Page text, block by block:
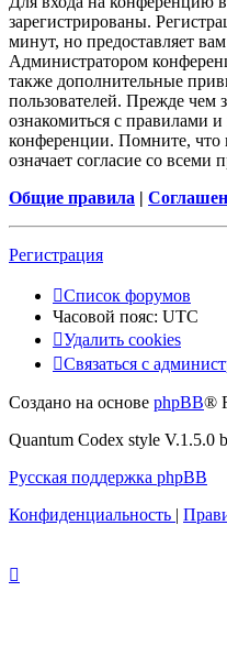
зарегистрированы.
минут, но предоставляет
Администратором
также дополнительные
пользователей. Прежде чем
ознакомиться с правилами
конференции. Помните, что
означает согласие со всеми
Общие правила |
Регистрация
Список форумов
Часовой пояс: UTC
Удалить cookies
Связаться с
Создано на основе phpBB®
Quantum Codex style V.1.5.0
Русская поддержка phpBB
Конфиденциальность |